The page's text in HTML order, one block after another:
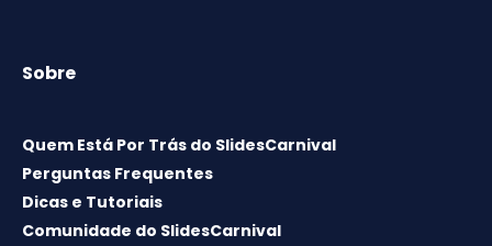
Sobre
Quem Está Por Trás do SlidesCarnival
Perguntas Frequentes
Dicas e Tutoriais
Comunidade do SlidesCarnival